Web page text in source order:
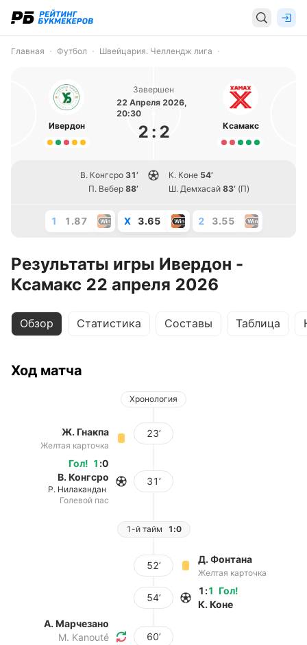
Главная Футбол Швейцария. Челлендж лига
Ивердон
Завершен
22 Апреля 2026,
20:30
2 : 2 Ксамакс
В. Конгсро 31’
П. Вебер 88’
К. Коне 54’
Ш. Демхасай 83’ (П)
1 1.87 X 3.65 2 3.55
Результаты игры Ивердон -
Ксамакс 22 апреля 2026
Обзор Статистика Составы Таблица
Ход матча
Хронология
Ж. Гнакпа
Желтая карточка
23’
Гол! 1 :0
В. Конгсро
Р. Нилакандан
Голевой пас
31’
1-й тайм 1:0
52’
Д. Фонтана
Желтая карточка
54’
Гол!
1 :1
К. Коне
А. Марчезано
M. Kanouté
60’